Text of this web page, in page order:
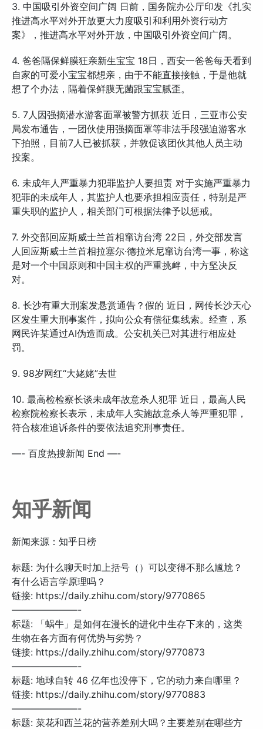
3. 中国吸引外资空间广阔 日前，国务院办公厅印发《扎实
推进高水平对外开放更大力度吸引和利用外资行动方
案》，推进高水平对外开放，中国吸引外资空间广阔。
4. 爸爸隔保鲜膜狂亲新生宝宝 18日，西安一爸爸每天看到
自家的可爱小宝宝都想亲，由于不能直接接触，于是他就
想了个办法，隔着保鲜膜无菌跟宝宝腻歪。
5. 7人因强摘潜水游客面罩被警方抓获 近日，三亚市公安
局发布通告，一团伙使用强摘面罩等非法手段强迫游客水
下拍照，目前7人已被抓获，并敦促该团伙其他人员主动
投案。
6. 未成年人严重暴力犯罪监护人要担责 对于实施严重暴力
犯罪的未成年人，其监护人也要承担相应责任，特别是严
重失职的监护人，相关部门可根据法律予以惩戒。
7. 外交部回应斯威士兰首相窜访台湾 22日，外交部发言
人回应斯威士兰首相拉塞尔·德拉米尼窜访台湾一事，称这
是对一个中国原则和中国主权的严重挑衅，中方坚决反
对。
8. 长沙有重大刑案发悬赏通告？假的 近日，网传长沙天心
区发生重大刑事案件，拟向公众有偿征集线索。经查，系
网民许某通过AI伪造而成。公安机关已对其进行相应处
罚。
9. 98岁网红“大姥姥”去世
10. 最高检检察长谈未成年故意杀人犯罪 近日，最高人民
检察院检察长表示，未成年人实施故意杀人等严重犯罪，
符合核准追诉条件的要依法追究刑事责任。
—- 百度热搜新闻 End —-
知乎新闻
新闻来源：知乎日榜
标题: 为什么聊天时加上括号（）可以变得不那么尴尬？
有什么语言学原理吗？
链接: https://daily.zhihu.com/story/9770865
———————-
标题: 「蜗牛」是如何在漫长的进化中生存下来的，这类
生物在各方面有何优势与劣势？
链接: https://daily.zhihu.com/story/9770873
———————-
标题: 地球自转 46 亿年也没停下，它的动力来自哪里？
链接: https://daily.zhihu.com/story/9770883
———————-
标题: 菜花和西兰花的营养差别大吗？主要差别在哪些方